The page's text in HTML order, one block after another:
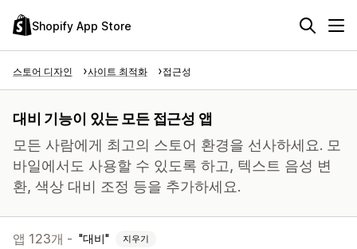
Shopify App Store
스토어 디자인 사이트 최적화 접근성
대비 기능이 있는 모든 접근성 앱
모든 사람에게 최고의 스토어 환경을 선사하세요. 모
바일에서도 사용할 수 있도록 하고, 텍스트 음성 변
환, 색상 대비 조정 등을 추가하세요.
앱 123개 - 대비 지우기